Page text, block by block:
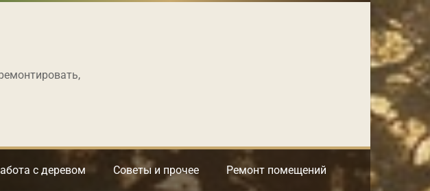
с деревом Советы и прочее Ремонт помещений